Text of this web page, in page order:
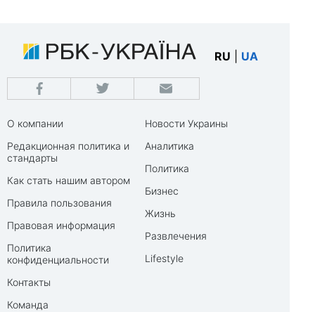
RU UA
О компании
Редакционная политика и
стандарты
Как стать нашим автором
Правила пользования
Правовая информация
Политика
конфиденциальности
Контакты
Команда
Новости Украины
Аналитика
Политика
Бизнес
Жизнь
Развлечения
Lifestyle